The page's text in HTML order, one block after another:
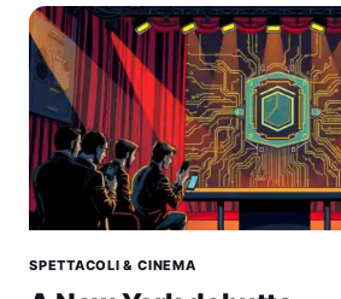
SPETTACOLI & CINEMA